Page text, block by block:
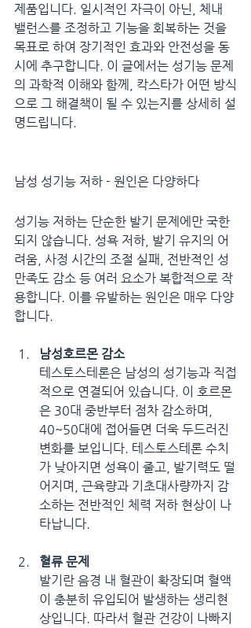
제품입니다. 일시적인 자극이 아닌, 체내
밸런스를 조정하고 기능을 회복하는 것을
목표로 하여 장기적인 효과와 안전성을 동
시에 추구합니다. 이 글에서는 성기능 문제
의 과학적 이해와 함께, 칵스타가 어떤 방식
으로 그 해결책이 될 수 있는지를 상세히 설
명드립니다.
남성 성기능 저하 - 원인은 다양하다
성기능 저하는 단순한 발기 문제에만 국한
되지 않습니다. 성욕 저하, 발기 유지의 어
려움, 사정 시간의 조절 실패, 전반적인 성
만족도 감소 등 여러 요소가 복합적으로 작
용합니다. 이를 유발하는 원인은 매우 다양
합니다.
남성호르몬 감소
테스토스테론은 남성의 성기능과 직접
적으로 연결되어 있습니다. 이 호르몬
은 30대 중반부터 점차 감소하며,
40~50대에 접어들면 더욱 두드러진
변화를 보입니다. 테스토스테론 수치
가 낮아지면 성욕이 줄고, 발기력도 떨
어지며, 근육량과 기초대사량까지 감
소하는 전반적인 체력 저하 현상이 나
타납니다.
혈류 문제
발기란 음경 내 혈관이 확장되며 혈액
이 충분히 유입되어 발생하는 생리현
상입니다. 따라서 혈관 건강이 나빠지